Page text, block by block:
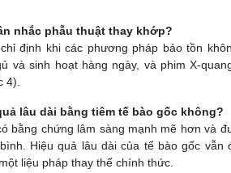
nhắc phẫu thuật thay khớp?
định khi các phương pháp bảo tồn
và sinh hoạt hàng ngày, và phim X-
4).
lâu dài bằng tiêm tế bào gốc không?
bằng chứng lâm sàng mạnh mẽ hơn và
Hiệu quả lâu dài của tế bào gốc
liệu pháp thay thế chính thức.